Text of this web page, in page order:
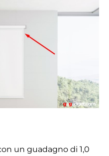
un guadagno di 1,0